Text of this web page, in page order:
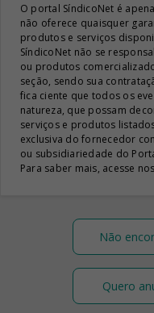
O portal SíndicoNet é
não oferece quaisquer
produtos e serviços
SíndicoNet não se
ou produtos
seção, sendo sua
fica ciente que todos os
natureza, que possam
serviços e produtos
exclusiva do fornecedor
ou subsidiariedade do
Para saber mais, acesse
Não
Quero